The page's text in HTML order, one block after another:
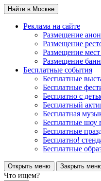
Найти в Москве
Реклама на сайте
Размещение
Размещение
Размещение
Размещение
Бесплатные события
Бесплатные
Бесплатные
Бесплатно с
Бесплатный
Бесплатная
Бесплатные шоу
Бесплатные
Бесплатно!
Бесплатные
Открыть меню Закрыть
Что ищем?